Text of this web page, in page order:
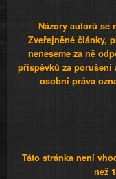
Názory autorů se
Zveřejněné články,
neneseme za ně
příspěvků za
osobní práva
Táto stránka není
než